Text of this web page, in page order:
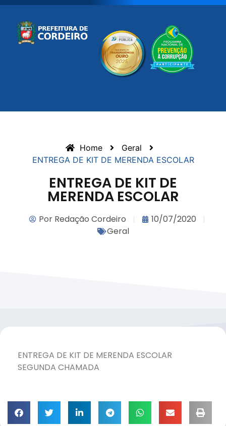
Home
Geral
ENTREGA DE KIT DE MERENDA ESCOLAR
ENTREGA DE KIT DE
MERENDA ESCOLAR
Por Redação Cordeiro
10/07/2020
Geral
ENTREGA DE KIT DE MERENDA ESCOLAR
SEGUNDA CHAMADA